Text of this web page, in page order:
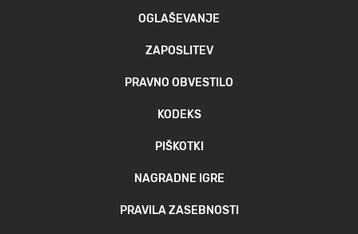
OGLAŠEVANJE
ZAPOSLITEV
PRAVNO OBVESTILO
KODEKS
PIŠKOTKI
NAGRADNE IGRE
PRAVILA ZASEBNOSTI